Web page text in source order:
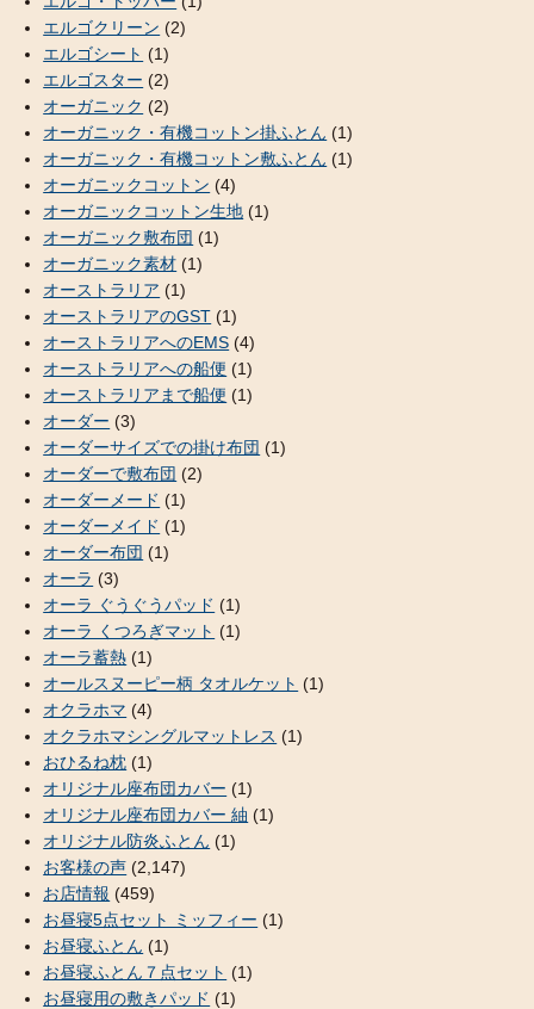
エルゴクリーン (2)
エルゴシート (1)
エルゴスター (2)
オーガニック (2)
オーガニック・有機コットン掛ふとん (1)
オーガニック・有機コットン敷ふとん (1)
オーガニックコットン (4)
オーガニックコットン生地 (1)
オーガニック敷布団 (1)
オーガニック素材 (1)
オーストラリア (1)
オーストラリアのGST (1)
オーストラリアへのEMS (4)
オーストラリアへの船便 (1)
オーストラリアまで船便 (1)
オーダー (3)
オーダーサイズでの掛け布団 (1)
オーダーで敷布団 (2)
オーダーメード (1)
オーダーメイド (1)
オーダー布団 (1)
オーラ (3)
オーラ ぐうぐうパッド (1)
オーラ くつろぎマット (1)
オーラ蓄熱 (1)
オールスヌーピー柄 タオルケット (1)
オクラホマ (4)
オクラホマシングルマットレス (1)
おひるね枕 (1)
オリジナル座布団カバー (1)
オリジナル座布団カバー 紬 (1)
オリジナル防炎ふとん (1)
お客様の声 (2,147)
お店情報 (459)
お昼寝5点セット ミッフィー (1)
お昼寝ふとん (1)
お昼寝ふとん７点セット (1)
お昼寝用の敷きパッド (1)